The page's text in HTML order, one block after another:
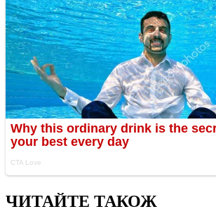
ЧИТАЙТЕ ТАКОЖ